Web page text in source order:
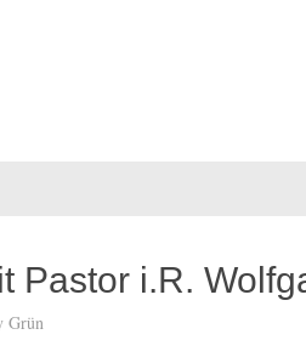
Pastor i.R.
Grün